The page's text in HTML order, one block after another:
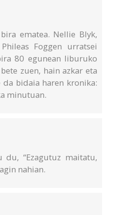
ematea. Nellie Blyk,
Foggen urratsei
80 egunean liburuko
zuen, hain azkar eta
bidaia haren kronika:
minutuan.
du, “Ezagutuz maitatu,
nahian.